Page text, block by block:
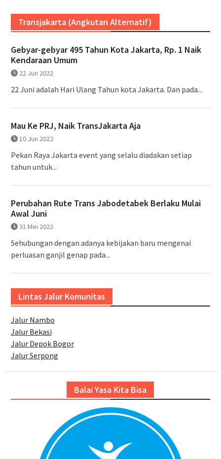
Transjakarta (Angkutan Alternatif)
Gebyar-gebyar 495 Tahun Kota Jakarta, Rp. 1 Naik
Kendaraan Umum
22 Jun 2022
22 Juni adalah Hari Ulang Tahun kota Jakarta. Dan pada...
Mau Ke PRJ, Naik TransJakarta Aja
10 Jun 2022
Pekan Raya Jakarta event yang selalu diadakan setiap
tahun untuk...
Perubahan Rute Trans Jabodetabek Berlaku Mulai
Awal Juni
31 Mei 2022
Sehubungan dengan adanya kebijakan baru mengenai
perluasan ganjil genap pada...
Lintas Jalur Komunitas
Jalur Nambo
Jalur Bekasi
Jalur Depok Bogor
Jalur Serpong
Balai Yasa Kita Bisa